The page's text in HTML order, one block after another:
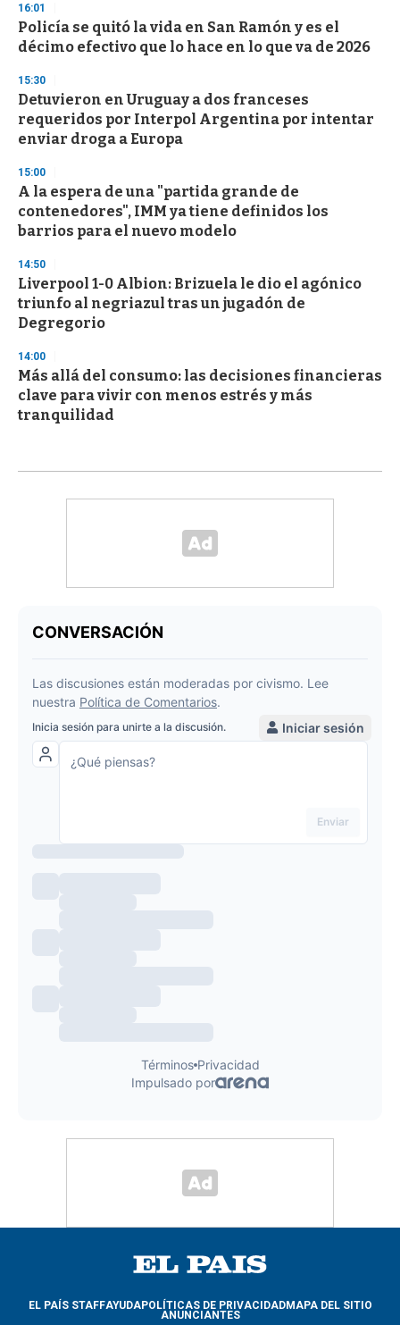
16:01
Policía se quitó la vida en San Ramón y es el
décimo efectivo que lo hace en lo que va de 2026
15:30
Detuvieron en Uruguay a dos franceses
requeridos por Interpol Argentina por intentar
enviar droga a Europa
15:00
A la espera de una "partida grande de
contenedores", IMM ya tiene definidos los
barrios para el nuevo modelo
14:50
Liverpool 1-0 Albion: Brizuela le dio el agónico
triunfo al negriazul tras un jugadón de
Degregorio
14:00
Más allá del consumo: las decisiones financieras
clave para vivir con menos estrés y más
tranquilidad
EL PAÍS STAFFAYUDAPOLÍTICAS DE PRIVACIDADMAPA DEL SITIO
ANUNCIANTES